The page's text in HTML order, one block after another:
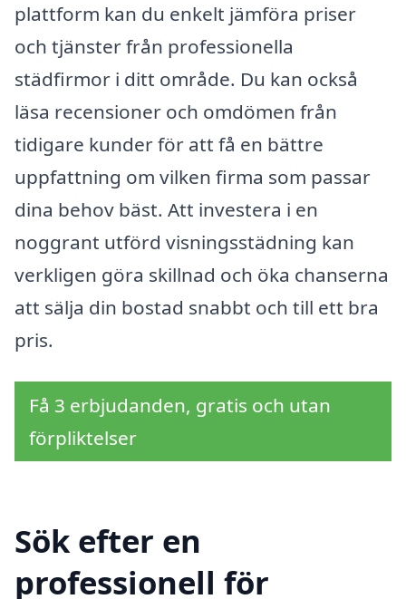
plattform kan du enkelt jämföra priser
och tjänster från professionella
städfirmor i ditt område. Du kan också
läsa recensioner och omdömen från
tidigare kunder för att få en bättre
uppfattning om vilken firma som passar
dina behov bäst. Att investera i en
noggrant utförd visningsstädning kan
verkligen göra skillnad och öka chanserna
att sälja din bostad snabbt och till ett bra
pris.
Få 3 erbjudanden, gratis och utan
förpliktelser
Sök efter en
professionell för